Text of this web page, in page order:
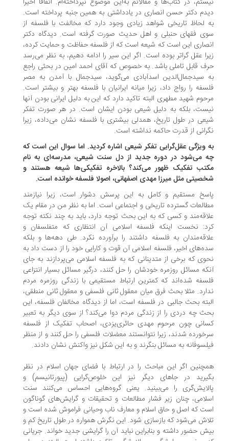
دکتر حسن انصاری در یادداشتی به همین جنبه پرداخته است.
لحاظ تاریخی شواهد زیادی وجود دارد که مخالفت با فلسفه از
فقهای حنبلی و اهل حدیث صورت گرفته است. دیدگاه دکتر
این است که شیعه است که از فلسفه حفاظت و حمایت کرده،
عقل گراتر بوده است. اگر این سیر را ادامه دهیم، به نظر می‌رسد
قابل تاملی باشد. به خصوص که آقای احمد امین در بحثی راجع
سیدجمال‌الدین اسدآبادی می‌گوید، سیدجمال با آمدن به مصر
را رواج داد، زیرا میانه ‌ایرانیان با فلسفه بهتر و بیشتر است.
شهید مطهری البته تاکید دارد که ‌این به دلیل ایرانی بودن آنها
بلکه به دلیل شیعی بودن ایشان است. در هر صورت تفکر
در طول تاریخ، همدلی بیشتری با فلسفه نشان می‌داده، زیرا
از قدرت حاکمه نداشته است.
ویژگی عقل‌گرایی تفکر شیعی اشاره کردید. اما سوال این است که
می‌شود در دوره جدید از دل سنت شیعی، مدرسه‌ای به نام
تفکیک ظهور می‌کند؟ بالاخره تفکیکی‌ها شیعه هستند و
مثل میرزا مهدی اصفهانی، اصولا فلسفه خوانده است.
مستقیم و کامل به ‌این پرسش دشوار است، زیرا نیازمند
گسترده تاریخی و اجتماعی است. اما به نظر من در مقام یک
و کسی که به‌ این بحث توجه دارد، باید به چند نکته توجه
نخست اینکه فلسفه اسلامی آن انتظاری که متفلسفان و
به فلسفه داشتند را برآورده نکرد. طی دهه‌ها و بلکه
اخیر، فلسفه اسلامی آن قوت و کارایی خود را از دست داد به
که برخی از متدینانی که به فلسفه اسلامی می‌پردازند به جای
مسائل روزمره خودشان را حل کنند، درگیر مسائل بسیار انتزاعی
شده‌اند که کمترین ارتباط مستقیمی ‌با زندگی روزمره مردم
مثلا بحث فرق میان معقول ثانی فلسفی و معقول ثانی منطقی،
بحث جالبی در فلسفه است، اما از دیدگاه مخالفان فلسفه، این
چه دردی را از زندگی مردم دوا می‌کند؟ از سوی دیگر به تعبیر
چون مرحوم مهدی حائری‌یزدی، اصحاب تفکیک از فلسفه
شدند، زیرا نتوانستند معضلات فلسفی را حل کنند و از منظر
به مسائل بنگرند و به‌ این شکل نیز واکنش نشان دادند.
اگر این مباحث را در ارتباط با فضای جهان اسلام در نظر
در جاهای دیگر نیز این خلوص‌گرایی (پیورتانیسم) و
را می‌بینید. یعنی گروه‌هایی احساس می‌کنند سنت
چنان زیر فشار مطالعات و تحقیقات و گرایش‌های گوناگون
که اصل و حاق اسلام و معارف ناب وحیانی فراموش شده است و
می‌شود که‌ بازسازی شود. این نگرش همواره در طول تاریخ کم و
حضور داشته و بنابراین نباید آن را گرایشی جدید خواند. جریانی